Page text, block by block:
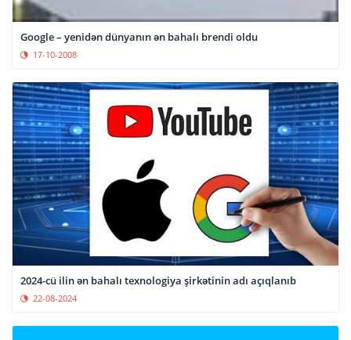
Google – yenidən dünyanın ən bahalı brendi oldu
17-10-2008
2024-cü ilin ən bahalı texnologiya şirkətinin adı açıqlanıb
22-08-2024